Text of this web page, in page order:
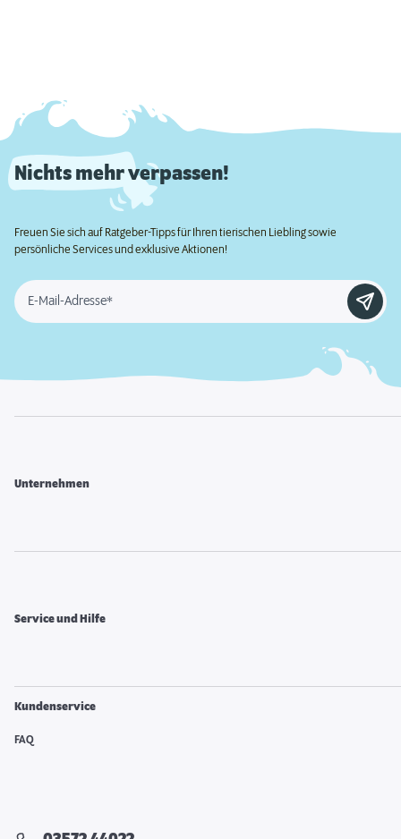
Nichts mehr verpassen!
Freuen Sie sich auf Ratgeber-Tipps für Ihren tierischen Liebling sowie
persönliche Services und exklusive Aktionen!
E-Mail-Adresse*
Unternehmen
Service und Hilfe
Kundenservice
FAQ